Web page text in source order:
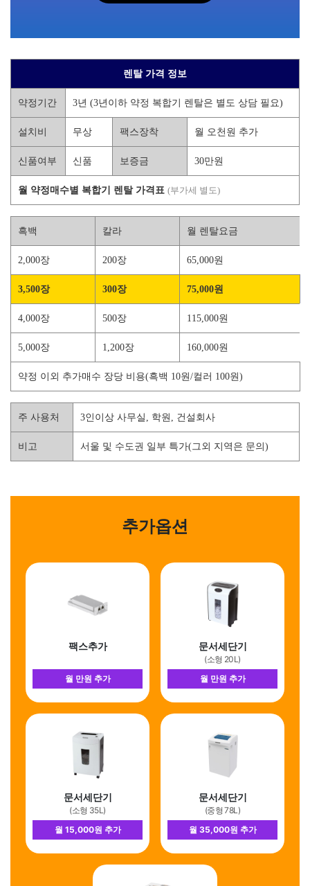
렌탈 가격 정보
약정기간 3년 (3년이하 약정 복합기 렌탈은 별도 상담 필요)
설치비 무상 팩스장착 월 오천원 추가
신품여부 신품 보증금 30만원
월 약정매수별 복합기 렌탈 가격표 (부가세 별도)
흑백 칼라 월 렌탈요금
2,000장 200장 65,000원
3,500장 300장 75,000원
4,000장 500장 115,000원
5,000장 1,200장 160,000원
약정 이외 추가매수 장당 비용(흑백 10원/컬러 100원)
주 사용처 3인이상 사무실, 학원, 건설회사
비고 서울 및 수도권 일부 특가(그외 지역은 문의)
추가옵션
팩스추가
월 만원 추가
문서세단기
(소형 20L)
월 만원 추가
문서세단기
(소형 35L)
월 15,000원 추가
문서세단기
(중형 78L)
월 35,000원 추가